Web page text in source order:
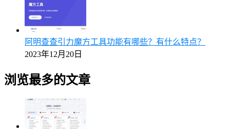
阿明查查引力魔方工具功能有哪些？有什么特点？
2023年12月20日
浏览最多的文章